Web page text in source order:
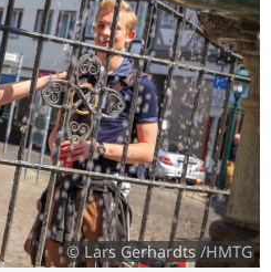
© Lars Gerhardts /HMTG